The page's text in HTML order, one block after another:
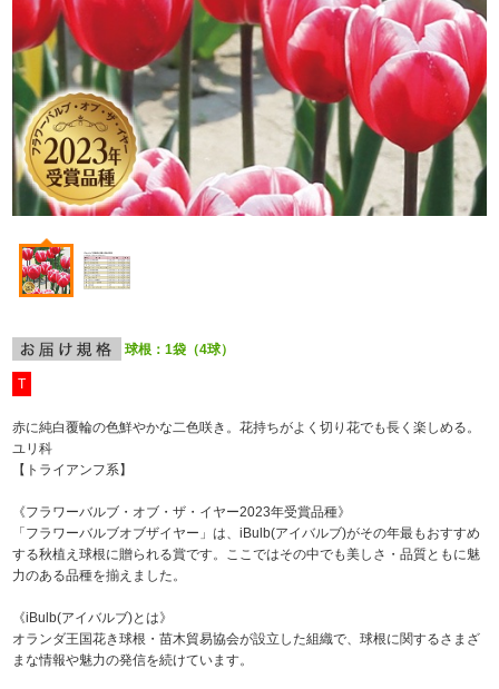
球根：1袋（4球）
T
赤に純白覆輪の色鮮やかな二色咲き。花持ちがよく切り花でも長く楽しめる。
ユリ科
【トライアンフ系】
《フラワーバルブ・オブ・ザ・イヤー2023年受賞品種》
「フラワーバルブオブザイヤー」は、iBulb(アイバルブ)がその年最もおすすめ
する秋植え球根に贈られる賞です。ここではその中でも美しさ・品質ともに魅
力のある品種を揃えました。
《iBulb(アイバルブ)とは》
オランダ王国花き球根・苗木貿易協会が設立した組織で、球根に関するさまざ
まな情報や魅力の発信を続けています。